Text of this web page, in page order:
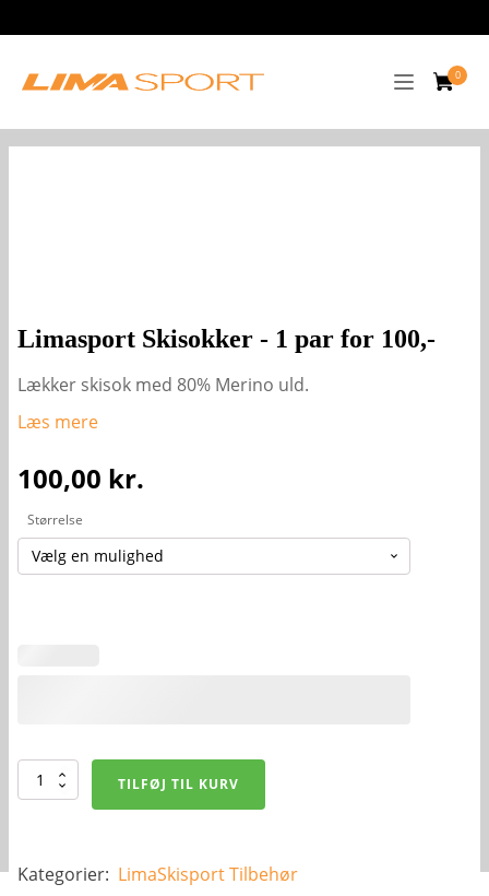
Limasport Skisokker - 1 par for 100,-
Lækker skisok med 80% Merino uld.
Læs mere
100,00 kr.
Størrelse
Limasport
Skisokker
for
100,-
TILFØJ TIL KURV
Kategorier: LimaSkisportTilbehør